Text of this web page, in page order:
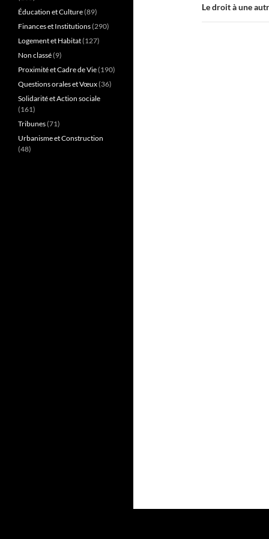
Le droit à une
Éducation et Culture(89)
Finances et Institutions(290)
Logement et Habitat(127)
Non classé(9)
Proximité et Cadre de Vie(190)
Questions orales et Vœux(36)
Solidarité et Action sociale
(161)
Tribunes(71)
Urbanisme et Construction
(48)